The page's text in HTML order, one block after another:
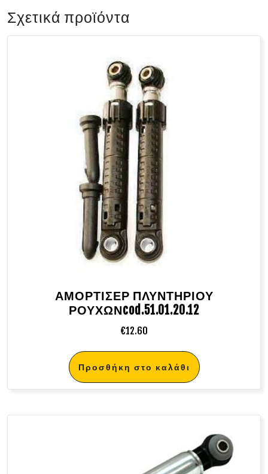
Σχετικά προϊόντα
ΑΜΟΡΤΙΣΕΡ ΠΛΥΝΤΗΡΙΟΥ
ΡΟΥΧΩΝcod.51.01.20.12
€12.60
Προσθήκη στο καλάθι